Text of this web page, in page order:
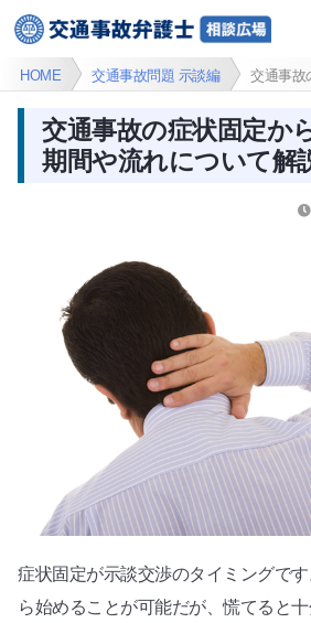
HOME 交通事故問題 示談編 交通事故
交通事故の症状固定か
期間や流れについて解
症状固定が示談交渉のタイミングで
ら始めることが可能だが、慌てると